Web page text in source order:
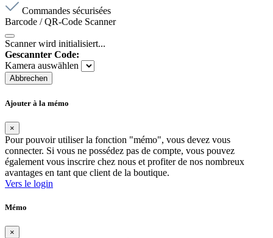
Commandes sécurisées
Barcode / QR-Code Scanner
Scanner wird initialisiert...
Gescannter Code:
Kamera auswählen
Abbrechen
Ajouter à la mémo
×
Pour pouvoir utiliser la fonction "mémo", vous devez vous
connecter. Si vous ne possédez pas de compte, vous pouvez
également vous inscrire chez nous et profiter de nos nombreux
avantages en tant que client de la boutique.
Vers le login
Mémo
×